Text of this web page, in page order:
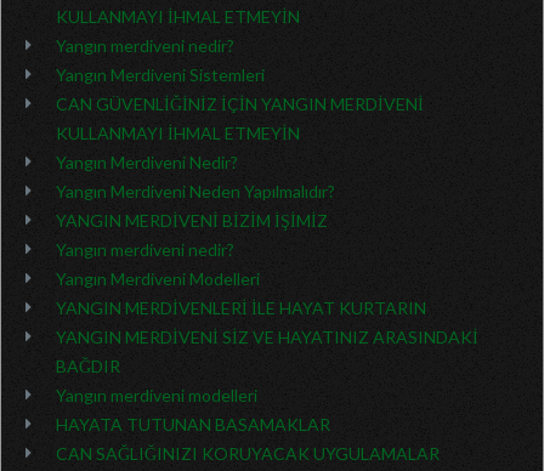
KULLANMAYI İHMAL ETMEYİN
Yangın merdiveni nedir?
Yangın Merdiveni Sistemleri
CAN GÜVENLİĞİNİZ İÇİN YANGIN MERDİVENİ
KULLANMAYI İHMAL ETMEYİN
Yangın Merdiveni Nedir?
Yangın Merdiveni Neden Yapılmalıdır?
YANGIN MERDİVENİ BİZİM İŞİMİZ
Yangın merdiveni nedir?
Yangın Merdiveni Modelleri
YANGIN MERDİVENLERİ İLE HAYAT KURTARIN
YANGIN MERDİVENİ SİZ VE HAYATINIZ ARASINDAKİ
BAĞDIR
Yangın merdiveni modelleri
HAYATA TUTUNAN BASAMAKLAR
CAN SAĞLIĞINIZI KORUYACAK UYGULAMALAR